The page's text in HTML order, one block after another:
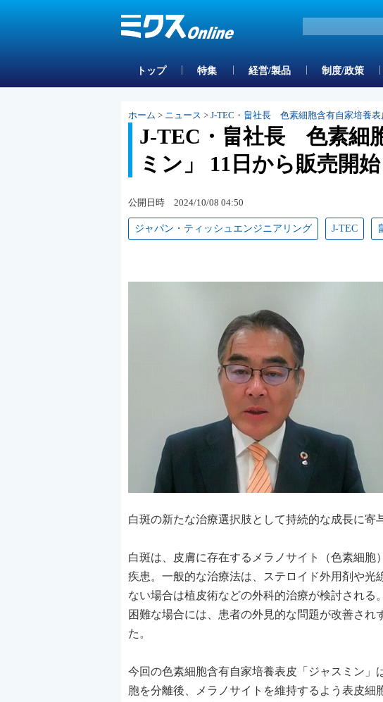
トップ 特集 経営/製品 制度/政策
ホーム > ニュース > J-TEC・畠社長 色素細胞含有自家培養
J-TEC・畠社長 色素細
ミン」 11日から販売開
公開日時 2024/10/08 04:50
ジャパン・ティッシュエンジニアリング J-TEC
白斑の新たな治療選択肢として持続的な成長に寄
白斑は、皮膚に存在するメラノサイト（色素細
疾患。一般的な治療法は、ステロイド外用剤や
ない場合は植皮術などの外科的治療が検討され
困難な場合には、患者の外見的な問題が改善さ
た。
今回の色素細胞含有自家培養表皮「ジャスミン
胞を分離後、メラノサイトを維持するよう表皮